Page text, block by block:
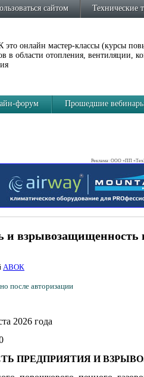
сайтом Технические
онлайн мастер-классы (курсы
в области отопления, вентиляции,
форум Прошедшие
Реклама: ООО «ПП
и взрывозащищенность
АВОК
после авторизации
2026 года
ПРЕДПРИЯТИЯ И